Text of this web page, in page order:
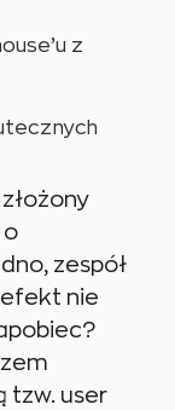
o
zespół
efekt nie
tzw. user
z